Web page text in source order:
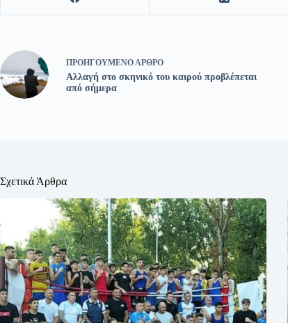
ΠΡΟΗΓΟΎΜΕΝΟΆΡΘΡΟ
Αλλαγή στο σκηνικό του καιρού προβλέπεται
από σήμερα
Σχετικά Άρθρα